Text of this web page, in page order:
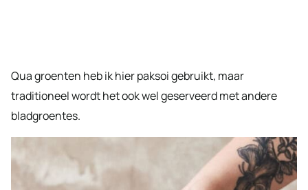
Qua groenten heb ik hier paksoi gebruikt, maar
traditioneel wordt het ook wel geserveerd met andere
bladgroentes.